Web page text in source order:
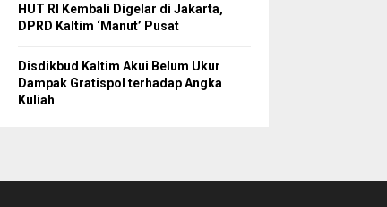
HUT RI Kembali Digelar di Jakarta,
DPRD Kaltim ‘Manut’ Pusat
Disdikbud Kaltim Akui Belum Ukur
Dampak Gratispol terhadap Angka
Kuliah